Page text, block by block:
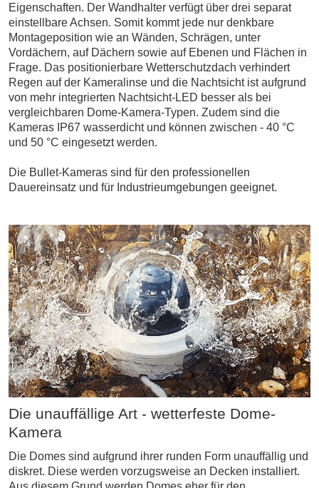
Eigenschaften. Der Wandhalter verfügt über drei separat
einstellbare Achsen. Somit kommt jede nur denkbare
Montageposition wie an Wänden, Schrägen, unter
Vordächern, auf Dächern sowie auf Ebenen und Flächen in
Frage. Das positionierbare Wetterschutzdach verhindert
Regen auf der Kameralinse und die Nachtsicht ist aufgrund
von mehr integrierten Nachtsicht-LED besser als bei
vergleichbaren Dome-Kamera-Typen. Zudem sind die
Kameras IP67 wasserdicht und können zwischen - 40 °C
und 50 °C eingesetzt werden.
Die Bullet-Kameras sind für den professionellen
Dauereinsatz und für Industrieumgebungen geeignet.
Die unauffällige Art - wetterfeste Dome-
Kamera
Die Domes sind aufgrund ihrer runden Form unauffällig und
diskret. Diese werden vorzugsweise an Decken installiert.